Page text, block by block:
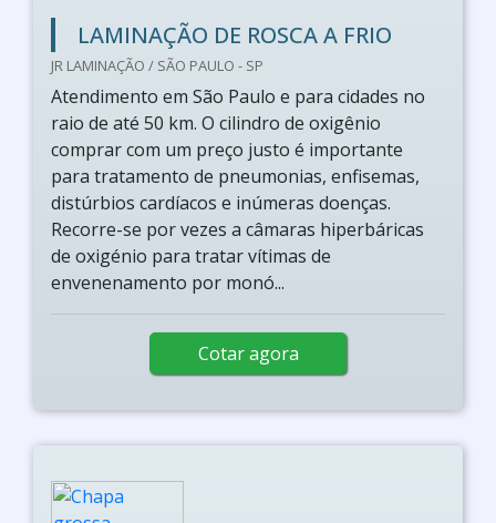
LAMINAÇÃO DE ROSCA A FRIO
JR LAMINAÇÃO / SÃO PAULO - SP
Atendimento em São Paulo e para cidades no
raio de até 50 km. O cilindro de oxigênio
comprar com um preço justo é importante
para tratamento de pneumonias, enfisemas,
distúrbios cardíacos e inúmeras doenças.
Recorre-se por vezes a câmaras hiperbáricas
de oxigénio para tratar vítimas de
envenenamento por monó...
Cotar agora